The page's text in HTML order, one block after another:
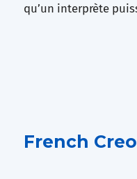
qu’un interprète
French